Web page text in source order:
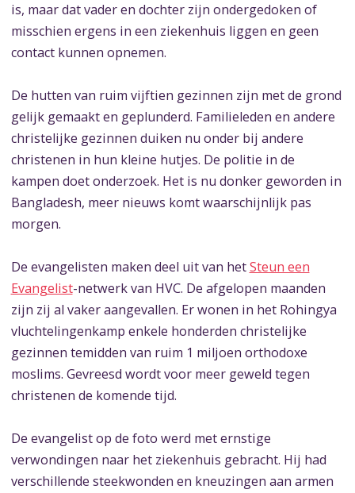
is, maar dat vader en dochter zijn ondergedoken of
misschien ergens in een ziekenhuis liggen en geen
contact kunnen opnemen.
De hutten van ruim vijftien gezinnen zijn met de grond
gelijk gemaakt en geplunderd. Familieleden en andere
christelijke gezinnen duiken nu onder bij andere
christenen in hun kleine hutjes. De politie in de
kampen doet onderzoek. Het is nu donker geworden in
Bangladesh, meer nieuws komt waarschijnlijk pas
morgen.
De evangelisten maken deel uit van hetSteun een
Evangelist-netwerk van HVC. De afgelopen maanden
zijn zij al vaker aangevallen. Er wonen in het Rohingya
vluchtelingenkamp enkele honderden christelijke
gezinnen temidden van ruim 1 miljoen orthodoxe
moslims. Gevreesd wordt voor meer geweld tegen
christenen de komende tijd.
De evangelist op de foto werd met ernstige
verwondingen naar het ziekenhuis gebracht. Hij had
verschillende steekwonden en kneuzingen aan armen